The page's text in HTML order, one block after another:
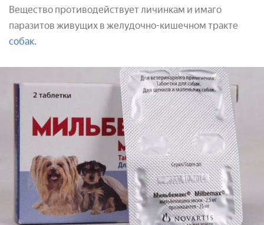
Вещество противодействует личинкам и имаго
паразитов живущих в желудочно-кишечном тракте
собак.